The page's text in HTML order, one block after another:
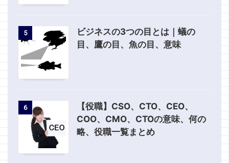
5
ビジネスの3つの目とは｜蟻の
目、鷹の目、魚の目、意味
6
【役職】CSO、CTO、CEO、
COO、CMO、CTOの意味、何の
略、役職一覧まとめ